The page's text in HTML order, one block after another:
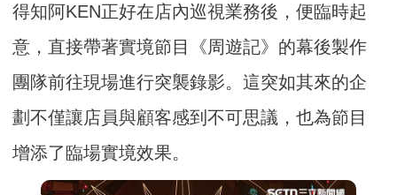
得知阿KEN正好在店內巡視業務後，便臨時起
意，直接帶著實境節目《周遊記》的幕後製作
團隊前往現場進行突襲錄影。這突如其來的企
劃不僅讓店員與顧客感到不可思議，也為節目
增添了臨場實境效果。